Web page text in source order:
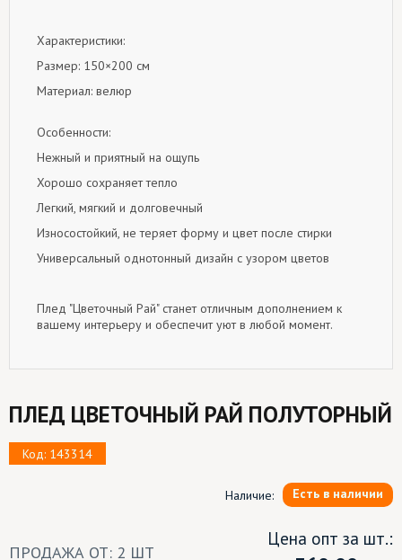
Характеристики:
Размер: 150×200 см
Материал: велюр
Особенности:
Нежный и приятный на ощупь
Хорошо сохраняет тепло
Легкий, мягкий и долговечный
Износостойкий, не теряет форму и цвет после стирки
Универсальный однотонный дизайн с узором цветов
Плед "Цветочный Рай" станет отличным дополнением к
вашему интерьеру и обеспечит уют в любой момент.
ПЛЕД ЦВЕТОЧНЫЙ РАЙ ПОЛУТОРНЫЙ
Код: 143314
Наличие: Есть в наличии
ПРОДАЖА ОТ: 2 ШТ
Цена опт за шт.: